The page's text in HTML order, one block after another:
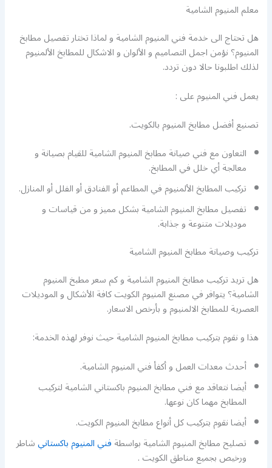
معلم المنيوم الشامية
هل تحتاج الى خدمة فني المنيوم الشامية و لماذا تختار تفصيل مطابخ
المنيوم؟ نؤمن اجمل التصاميم و الألوان و الاشكال للمطابخ الألمنيوم
لذلك اطلبونا حالا دون تردد.
يعمل فني المنيوم على :
تصنيع أفضل مطابخ المنيوم بالكويت.
التعاون مع فني صيانة مطابخ المنيوم الشامية للقيام بصيانة و
معالجة أي خلل في المطابخ.
تركيب المطابخ الألمنيوم في المطاعم أو الفنادق أو الفلل أو المنازل.
تفصيل مطابخ المنيوم الشامية بشكل مميز و من قياسات و
موديلات متنوعة و جذابة.
تركيب وصيانة مطابخ المنيوم الشامية
هل تريد تركيب مطابخ المنيوم الشامية و كم سعر مطبخ المنيوم
الشامية؟ يتوافر في مصنع المنيوم الكويت كافة الأشكال و الموديلات
العصرية للمطابخ الالمنيوم و بأرخص الاسعار.
هذا و نقوم بتركيب مطابخ المنيوم الشامية حيث نوفر لهذه الخدمة:
أحدث معدات العمل و أكفأ فني المنيوم الشامية.
أيضا نتعاقد مع فني مطابخ المنيوم باكستاني الشامية لتركيب
المطابخ مهما كان نوعها.
أيضا نقوم بتركيب كل أنواع مطابخ المنيوم الكويت.
تصليح مطابخ المنيوم الشامية بواسطةفني المنيوم باكستانيشاطر
ورخيص بجميع مناطق الكويت .